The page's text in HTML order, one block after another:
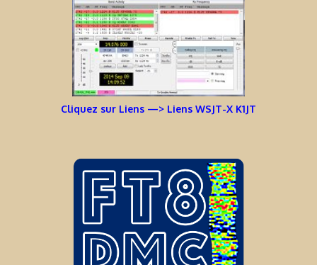
Cliquez sur Liens —> Liens WSJT-X K1JT